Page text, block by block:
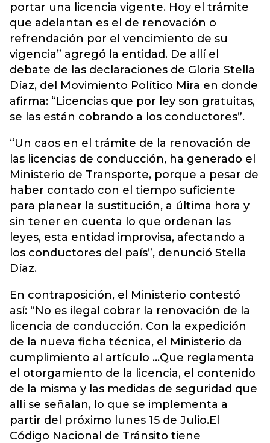
portar una licencia vigente. Hoy el trámite
que adelantan es el de renovación o
refrendación por el vencimiento de su
vigencia” agregó la entidad. De allí el
debate de las declaraciones de Gloria Stella
Díaz, del Movimiento Político Mira en donde
afirma: “Licencias que por ley son gratuitas,
se las están cobrando a los conductores”.
“Un caos en el trámite de la renovación de
las licencias de conducción, ha generado el
Ministerio de Transporte, porque a pesar de
haber contado con el tiempo suficiente
para planear la sustitución, a última hora y
sin tener en cuenta lo que ordenan las
leyes, esta entidad improvisa, afectando a
los conductores del país”, denunció Stella
Díaz.
En contraposición, el Ministerio contestó
así: “No es ilegal cobrar la renovación de la
licencia de conducción. Con la expedición
de la nueva ficha técnica, el Ministerio da
cumplimiento al artículo ...Que reglamenta
el otorgamiento de la licencia, el contenido
de la misma y las medidas de seguridad que
allí se señalan, lo que se implementa a
partir del próximo lunes 15 de Julio.El
Código Nacional de Tránsito tiene